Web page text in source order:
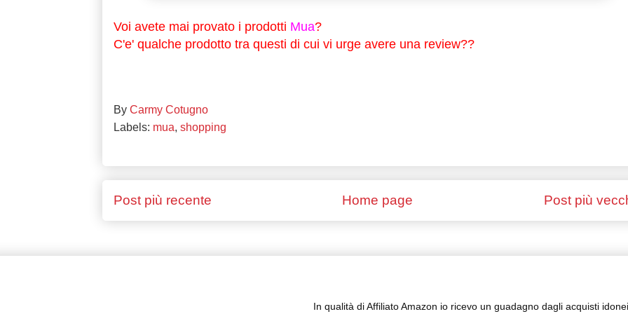
Voi avete mai provato i prodotti Mua?
C'e' qualche prodotto tra questi di cui vi urge avere una review??
By Carmy Cotugno
Labels: mua, shopping
Post più recente Post più
Home page
In qualità di Affiliato Amazon io ricevo un guadagno dagli acquisti idonei